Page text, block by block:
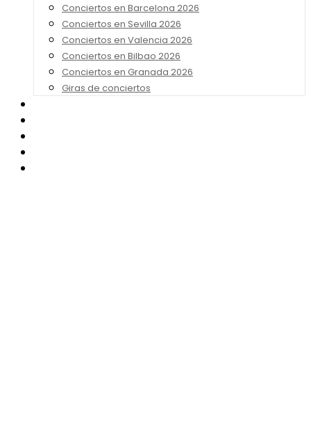
Conciertos en Barcelona 2026
Conciertos en Sevilla 2026
Conciertos en Valencia 2026
Conciertos en Bilbao 2026
Conciertos en Granada 2026
Giras de conciertos